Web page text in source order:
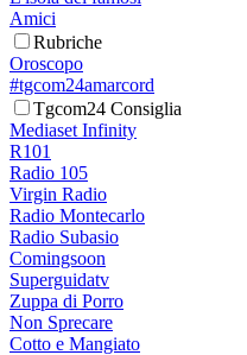
Amici
Rubriche
Oroscopo
#tgcom24amarcord
Tgcom24 Consiglia
Mediaset Infinity
R101
Radio 105
Virgin Radio
Radio Montecarlo
Radio Subasio
Comingsoon
Superguidatv
Zuppa di Porro
Non Sprecare
Cotto e Mangiato